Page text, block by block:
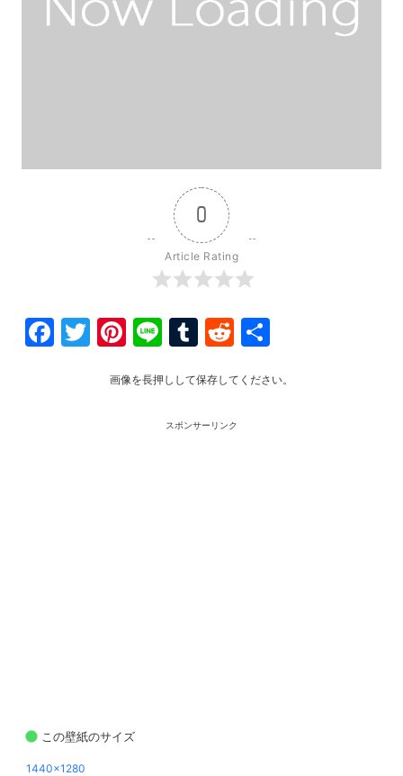
0
Article Rating
Facebook
Twitter
Pinterest
LineTumblr
Reddit
画像を長押しして保存してください。
スポンサーリンク
この壁紙のサイズ
1440x1280